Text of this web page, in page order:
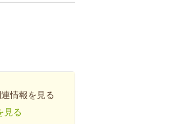
情報を見る
見る